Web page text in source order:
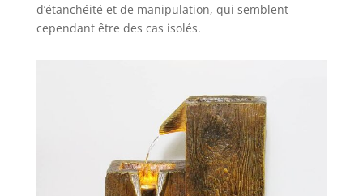
d’étanchéité et de manipulation, qui semblent
cependant être des cas isolés.